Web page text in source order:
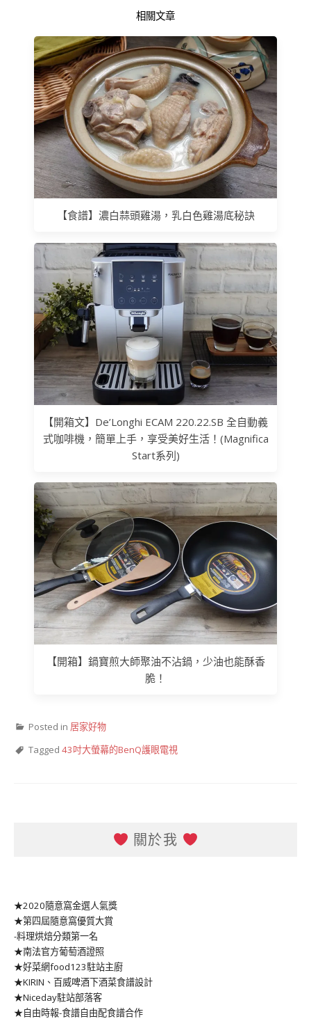
相關文章
【食譜】濃白蒜頭雞湯，乳白色雞湯底秘訣
【開箱文】De’Longhi ECAM 220.22.SB 全自動義
式咖啡機，簡單上手，享受美好生活！(Magnifica
Start系列)
【開箱】鍋寶煎大師聚油不沾鍋，少油也能酥香
脆！
Posted in 居家好物
Tagged 43吋大螢幕的BenQ護眼電視
關於我
★2020隨意窩金選人氣獎
★第四屆隨意窩優質大賞
-料理烘焙分類第一名
★南法官方葡萄酒證照
★好菜網food123駐站主廚
★KIRIN、百威啤酒下酒菜食譜設計
★Niceday駐站部落客
★自由時報-食譜自由配食譜合作